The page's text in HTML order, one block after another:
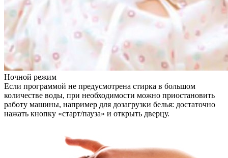
Ночной режим
Если программой не предусмотрена стирка в большом
количестве воды, при необходимости можно приостановить
работу машины, например для дозагрузки белья: достаточно
нажать кнопку «старт/пауза» и открыть дверцу.